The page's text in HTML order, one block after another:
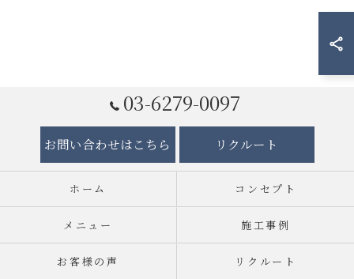
03-6279-0097
お問い合わせはこちら リクルート
ホーム コンセプト
メニュー 施工事例
お客様の声 リクルート